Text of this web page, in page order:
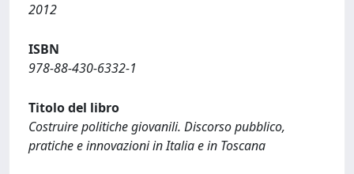
2012
ISBN
978-88-430-6332-1
Titolo del libro
Costruire politiche giovanili. Discorso pubblico,
pratiche e innovazioni in Italia e in Toscana